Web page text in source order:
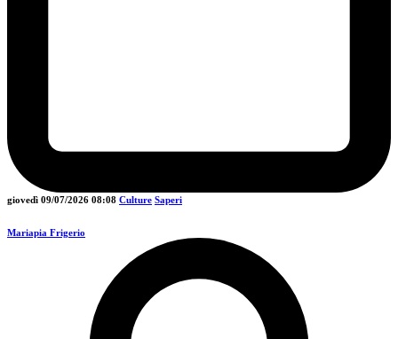
giovedì 09/07/2026 08:08 Culture Saperi
Mariapia Frigerio